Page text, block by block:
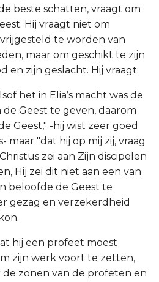
beste schatten, vraagt om
Hij vraagt niet om
te worden van
maar om geschikt te zijn
en zijn geslacht. Hij vraagt:
het in Elia’s macht was de
Geest te geven, daarom
Geest," -hij wist zeer goed
maar "dat hij op mij zij, vraag
zei aan Zijn discipelen
Hij zei dit niet aan een van
beloofde de Geest te
gezag en verzekerdheid
hij een profeet moest
zijn werk voort te zetten,
zonen van de profeten en